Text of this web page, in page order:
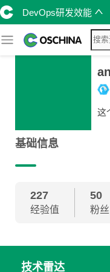
DevOps研发效能
这
基础信息
227
经验值
50
粉丝
技术雷达